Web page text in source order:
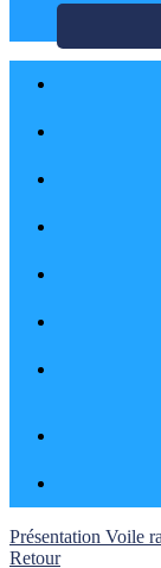
Présentation Voile
Retour